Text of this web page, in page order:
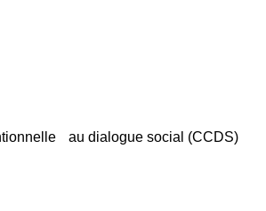
au dialogue social (CCDS)